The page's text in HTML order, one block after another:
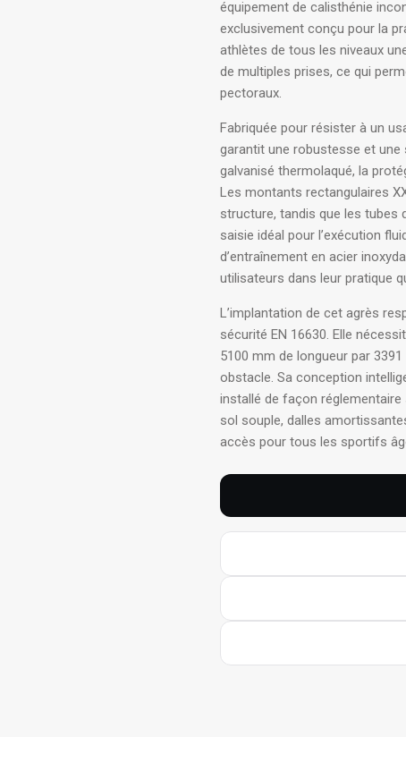
équipement de calisthénie
exclusivement conçu pour la
athlètes de tous les niveaux
de multiples prises, ce qui
pectoraux.
Fabriquée pour résister à un
garantit une robustesse et
galvanisé thermolaqué, la
Les montants rectangulaires
structure, tandis que les tubes
saisie idéal pour l’exécution
d’entraînement en acier
utilisateurs dans leur pratique
L’implantation de cet agrès
sécurité EN 16630. Elle
5100 mm de longueur par
obstacle. Sa conception
installé de façon
sol souple, dalles
accès pour tous les sportifs